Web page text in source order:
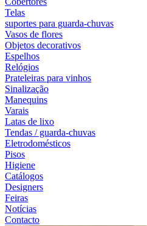
Telas
suportes para guarda-chuvas
Vasos de flores
Objetos decorativos
Espelhos
Relógios
Prateleiras para vinhos
Sinalização
Manequins
Varais
Latas de lixo
Tendas / guarda-chuvas
Eletrodomésticos
Pisos
Higiene
Catálogos
Designers
Feiras
Notícias
Contacto